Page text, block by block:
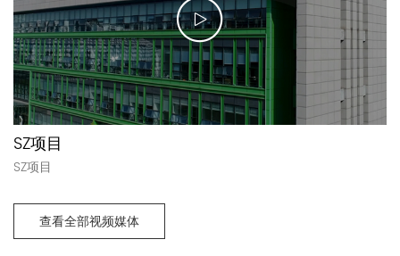
SZ项目
SZ项目
查看全部视频媒体